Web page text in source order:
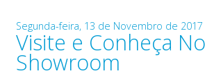
Segunda-feira, 13 de Novembro de 2017
Visite e Conheça
Showroom